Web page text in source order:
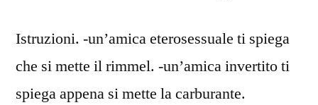
Istruzioni. -un’amica eterosessuale ti spiega
che si mette il rimmel. -un’amica invertito ti
spiega appena si mette la carburante.